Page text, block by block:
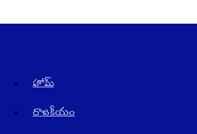
హోమ్
రాజ‌కీయం